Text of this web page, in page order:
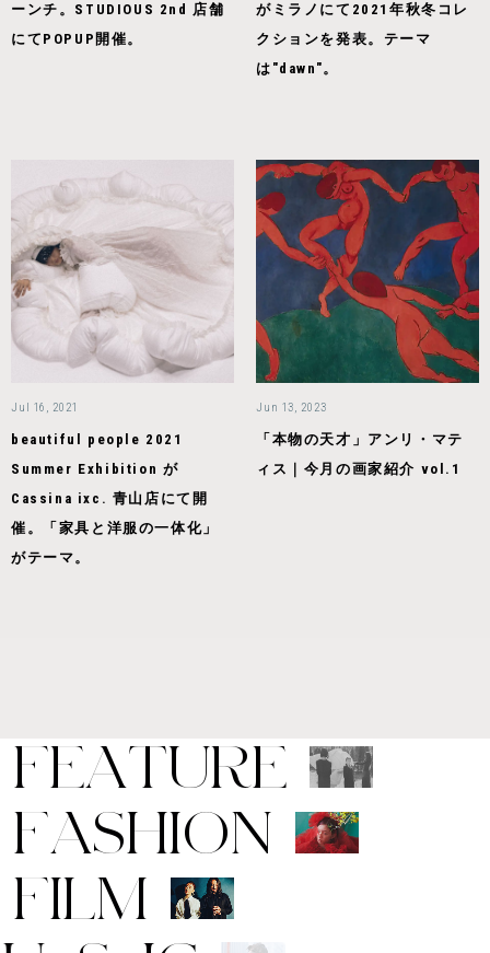
ーンチ。STUDIOUS 2nd 店舗
にてPOPUP開催。
がミラノにて2021年秋冬コレ
クションを発表。テーマ
は"dawn"。
Jul 16, 2021
beautiful people 2021
Summer Exhibition が
Cassina ixc. 青山店にて開
催。「家具と洋服の一体化」
がテーマ。
Jun 13, 2023
「本物の天才」アンリ・マテ
ィス｜今月の画家紹介 vol.1
FEATURE
FASHION
FILM